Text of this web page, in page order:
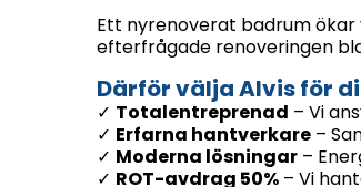
Ett nyrenoverat badrum ökar
efterfrågade renoveringen
Därför välja Alvis för
✓ Totalentreprenad – Vi
✓ Erfarna hantverkare –
✓ Moderna lösningar –
✓ ROT-avdrag 50% – Vi